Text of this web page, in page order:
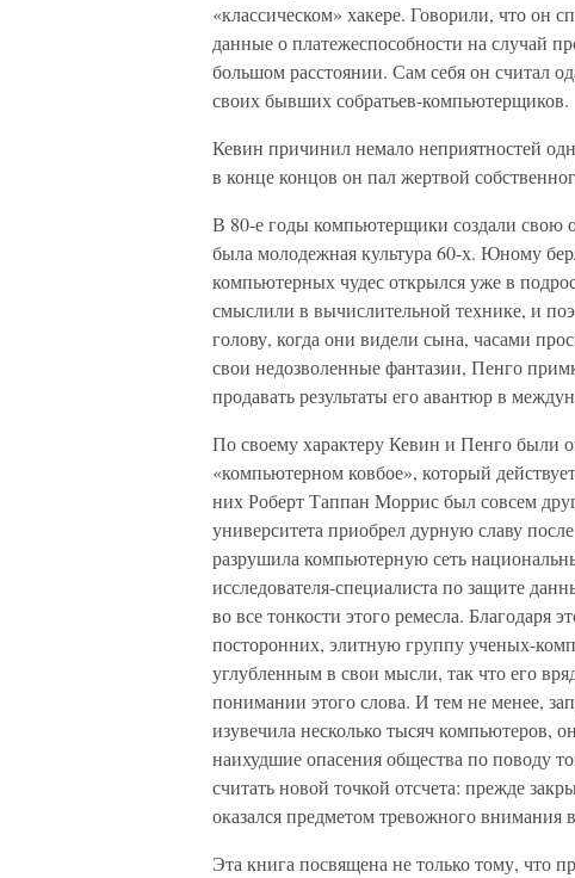
«классическом» хакере. Говорили, что он
данные о платежеспособности на случай
большом расстоянии. Сам себя он считал
своих бывших собратьев-компьютерщиков.
Кевин причинил немало неприятностей
в конце концов он пал жертвой
В 80-е годы компьютерщики создали свою
была молодежная культура 60-х. Юному
компьютерных чудес открылся уже в
смыслили в вычислительной технике, и
голову, когда они видели сына, часами
свои недозволенные фантазии, Пенго
продавать результаты его авантюр в
По своему характеру Кевин и Пенго были
«компьютерном ковбое», который
них Роберт Таппан Моррис был совсем
университета приобрел дурную славу
разрушила компьютерную сеть
исследователя-специалиста по защите
во все тонкости этого ремесла. Благодаря
посторонних, элитную группу ученых-
углубленным в свои мысли, так что его
понимании этого слова. И тем не менее,
изувечила несколько тысяч компьютеров,
наихудшие опасения общества по поводу
считать новой точкой отсчета: прежде
оказался предметом тревожного внимания
Эта книга посвящена не только тому, что